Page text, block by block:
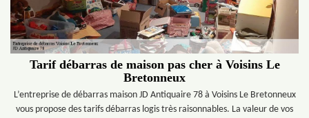
Tarif débarras de maison pas cher à Voisins Le
Bretonneux
L’entreprise de débarras maison JD Antiquaire 78 à Voisins Le Bretonneux
vous propose des tarifs débarras logis très raisonnables. La valeur de vos